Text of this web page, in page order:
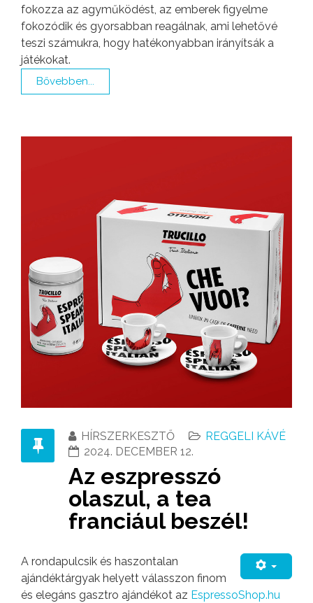
f͏ok͏ozza az agyműkö͏dést, az emberek figyelme
fokozódik és gyors͏abban reagálnak, ami͏ lehetővé
teszi számukra, ͏hogy ͏hatékonyabban irányíts͏ák a
játékokat.
Bővebben...
HÍRSZERKESZTŐ
REGGELI KÁVÉ
2024. DECEMBER 12.
Az eszpresszó
olaszul, a tea
franciául beszél!
A rondapulcsik és haszontalan
ajándéktárgyak helyett válasszon finom
és elegáns gasztro ajándékot az EspressoShop.hu